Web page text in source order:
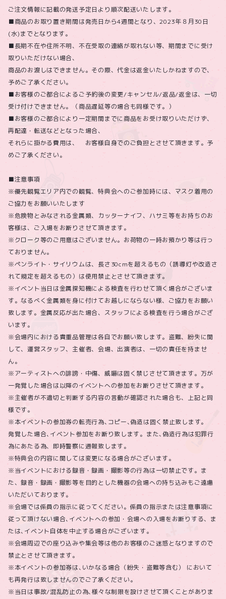
ご注文情報に記載の発送予定日より順次配送いたします。
■商品のお取り置き期間は発売日から4週間となり、2023年８月30日
(水)までとなります。
■長期不在や住所不明、不在受取の連絡が取れない等、期間までに受け
取りいただけない場合、
商品のお渡しはできません。その際、代金は返金いたしかねますので、
予めご了承ください。
■お客様のご都合によるご予約後の変更/キャンセル/返品/返金は、一切
受け付けできません。（商品遅延等の場合も同様です。）
■お客様のご都合により一定期間までに商品をお受け取りいただけず、
再配達・転送などとなった場合、
それらに掛かる費用は、 お客様自身でのご負担とさせて頂きます。予
めご了承ください。
■注意事項
※優先観覧エリア内での観覧、特典会へのご参加時には、マスク着用の
ご協力をお願いいたします
※危険物とみなされる金属類、カッターナイフ、ハサミ等をお持ちのお
客様は、ご入場をお断りさせて頂きます。
※クローク等のご用意はございません。お荷物の一時お預かり等は行っ
ておりません。
※ペンライト・サイリウムは、長さ30cmを超えるもの（誘導灯や改造さ
れて規定を超えるもの）は使用禁止とさせて頂きます。
※イベント当日は金属探知機による検査を行わせて頂く場合がございま
す。なるべく金属類を身に付けてお越しにならない様、ご協力をお願い
致します。金属反応が出た場合、スタッフによる検査を行う場合がござ
います。
※会場内における貴重品管理は各自でお願い致します。盗難、紛失に関
して、運営スタッフ、主催者、会場、出演者は、一切の責任を持ませ
ん。
※アーティストへの誹謗・中傷、威嚇は固く禁じさせて頂きます。万が
一発覚した場合は以降のイベントへの参加をお断りさせて頂きます。
※主催者が不適切と判断する内容の言動が確認された場合も、上記と同
様です。
※本イベントの参加券の転売行為､コピー､偽造は固く禁止致します。
発覚した場合､イベント参加をお断り致します。また､偽造行為は犯罪行
為にあたる為、即時警察に通報致します。
※特典会の内容に関しては変更になる場合がございます。
※当イベントにおける録音・録画・撮影等の行為は一切禁止です。ま
た、録音・録画・撮影等を目的とした機器の会場への持ち込みもご遠慮
いただいております。
※会場では係員の指示に従ってください。係員の指示または注意事項に
従って頂けない場合､イベントへの参加・会場への入場をお断りする、ま
たは､イベント自体を中止する場合がございます。
※会場周辺での座り込みや集会等は他のお客様のご迷惑となりますので
禁止とさせて頂きます。
※本イベントの参加券は､いかなる場合（紛失・盗難等含む） において
も再発行は致しませんのでご了承ください。
※当日は事故/混乱防止の為､様々な制限を設けさせて頂くことがありま